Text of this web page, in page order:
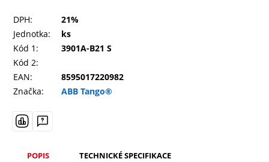
DPH:
21%
Jednotka:
ks
Kód 1:
3901A-B21 S
Kód 2:
EAN:
8595017220982
Značka:
ABB Tango®
POPIS TECHNICKÉ SPECIFIKACE